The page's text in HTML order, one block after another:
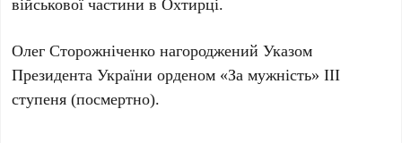
Олег Сторожніченко нагороджений Указом
Президента України орденом «За мужність» ІІІ
ступеня (посмертно).